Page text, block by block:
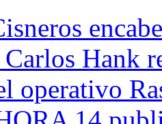
Hank
operativo